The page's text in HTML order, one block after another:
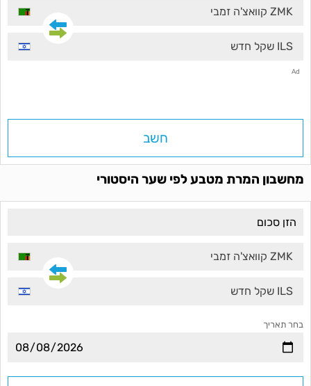
ZMK קוואצ'ה זמבי
ILS שקל חדש
Ad
חשב
מחשבון המרת מטבע לפי שער היסטורי
ZMK קוואצ'ה זמבי
ILS שקל חדש
בחר תאריך